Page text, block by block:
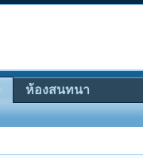
ห้องสนทนา